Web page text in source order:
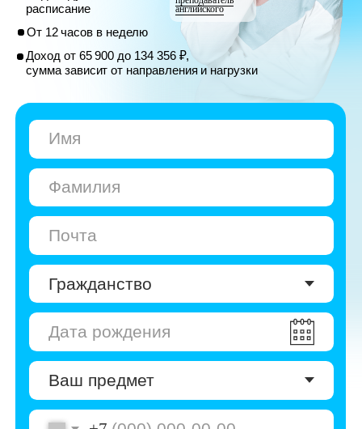
Доход от 65 900 до 134 356 ₽,
сумма зависит от направления и нагрузки
Даю согласие наобработку персональных
Даю согласие наполучение рекламы